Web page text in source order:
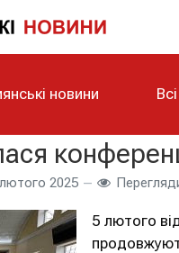
новини
2025
5 лютого